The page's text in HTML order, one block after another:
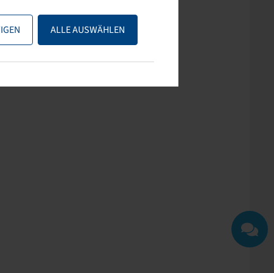
ALLE AUSWÄHLEN
nutzen oder uns